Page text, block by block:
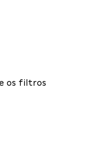
e os filtros